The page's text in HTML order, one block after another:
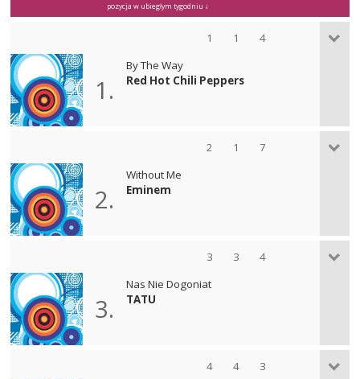
pozycja w ubiegłym tygodniu ↓
1 1 4
1.
By The Way
Red Hot Chili Peppers
2 1 7
2.
Without Me
Eminem
3 3 4
3.
Nas Nie Dogoniat
TATU
4 4 3